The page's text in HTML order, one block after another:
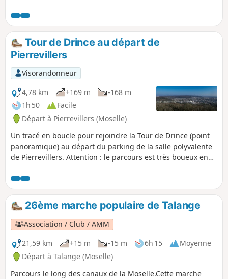
Tour de Drince au départ de
Pierrevillers
Visorandonneur
4,78 km
+169 m
-168 m
1h 50
Facile
Départ à Pierrevillers (Moselle)
Un tracé en boucle pour rejoindre la Tour de Drince (point
panoramique) au départ du parking de la salle polyvalente
de Pierrevillers. Attention : le parcours est très boueux en
26ème marche populaire de Talange
Association / Club / AMM
21,59 km
+15 m -15 m 6h 15
Moyenne
Départ à Talange (Moselle)
Parcours le long des canaux de la Moselle.Cette marche